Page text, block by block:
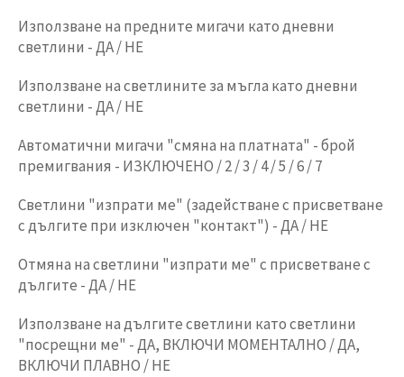
Използване на предните мигачи като дневни
светлини - ДА / НЕ
Използване на светлините за мъгла като дневни
светлини - ДА / НЕ
Автоматични мигачи "смяна на платната" - брой
премигвания - ИЗКЛЮЧЕНО / 2 / 3 / 4 / 5 / 6 / 7
Светлини "изпрати ме" (задействане с присветване
с дългите при изключен "контакт") - ДА / НЕ
Отмяна на светлини "изпрати ме" с присветване с
дългите - ДА / НЕ
Използване на дългите светлини като светлини
"посрещни ме" - ДА, ВКЛЮЧИ МОМЕНТАЛНО / ДА,
ВКЛЮЧИ ПЛАВНО / НЕ